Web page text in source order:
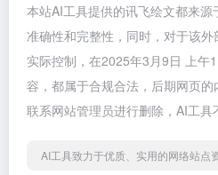
本站AI工具提供的讯飞绘文都来
准确性和完整性，同时，对于该
实际控制，在2025年3月9日 上午
容，都属于合规合法，后期网页
联系网站管理员进行删除，AI工具
AI工具致力于优质、实用的网络站点